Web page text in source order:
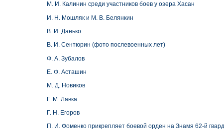
М. И. Калинин среди участников боев у озера Хасан
И. Н. Мошляк и М. В. Белянкин
В. И. Данько
В. И. Сентюрин (фото послевоенных лет)
Ф. А. Зубалов
Е. Ф. Асташин
М. Д. Новиков
Г. М. Лавка
Г. Н. Егоров
П. И. Фоменко прикрепляет боевой орден на Знамя 62-й